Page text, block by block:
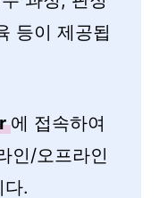
등이 제공됩
에 접속하여
인/오프라인
다.